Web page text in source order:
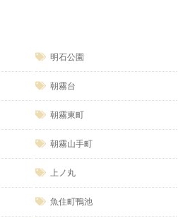
明石公園
朝霧台
朝霧東町
朝霧山手町
上ノ丸
魚住町鴨池